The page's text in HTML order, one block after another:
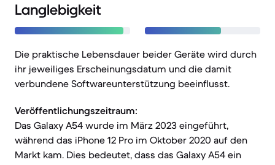
Langlebigkeit
Die praktische Lebensdauer beider Geräte wird durch
ihr jeweiliges Erscheinungsdatum und die damit
verbundene Softwareunterstützung beeinflusst.
Veröffentlichungszeitraum:
Das Galaxy A54 wurde im März 2023 eingeführt,
während das iPhone 12 Pro im Oktober 2020 auf den
Markt kam. Dies bedeutet, dass das Galaxy A54 ein